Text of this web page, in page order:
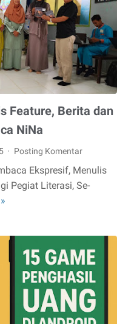
Cara
Aman
Membeli
Logam
Mulia
Langsung
di
Rumah
Feature, Berita dan
NiNa
Posting Komentar
Ekspresif, Menulis
Pegiat Literasi, Se-
2.
Menulis
Feature,
Berita
Esai